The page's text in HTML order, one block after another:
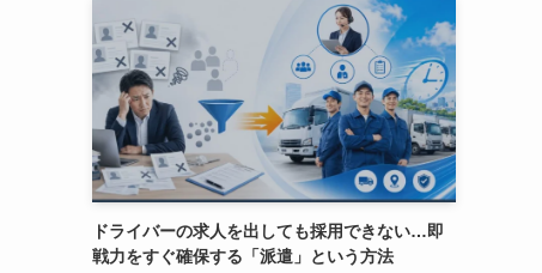
ドライバーの求人を出しても採用できない…即
戦力をすぐ確保する「派遣」という方法